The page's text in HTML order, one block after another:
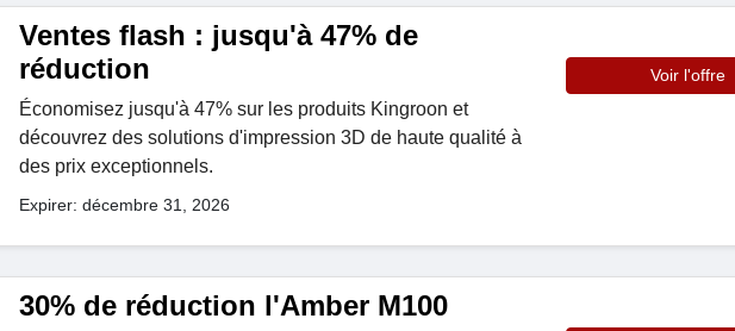
Ventes flash : jusqu'à 47% de
réduction
Économisez jusqu'à 47% sur les produits Kingroon et
découvrez des solutions d'impression 3D de haute qualité à
des prix exceptionnels.
Expirer: décembre 31, 2026
Voir l'offre
30% de réduction l'Amber M100